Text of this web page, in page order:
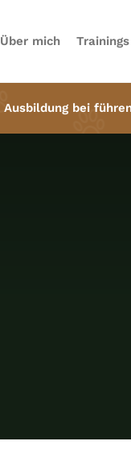
Über mich
Ausbildung bei